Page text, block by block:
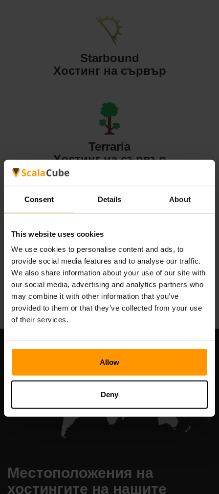
Consent Details About
This website uses cookies
We use cookies to personalise content and ads, to
provide social media features and to analyse our traffic.
We also share information about your use of our site with
our social media, advertising and analytics partners who
may combine it with other information that you’ve
provided to them or that they’ve collected from your use
of their services.
Allow
Deny
Starbound
Хостинг на сървър
Terraria
Хостинг на сървър
Valheim
Хостинг на сървър
All Games
Местоположения на
хостингите на нашите